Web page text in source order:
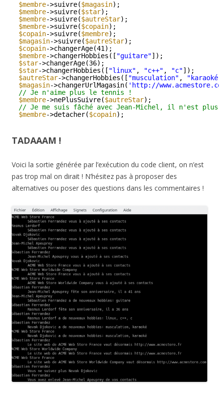
$membre->suivre($magasin);
$membre->suivre($star);
$membre->suivre($autreStar);
$membre->suivre($copain);
$copain->suivre($membre);
$magasin->suivre($autreStar);
$copain->changerAge(41);
$membre->changerHobbies([ "guitare"]);
$star->changerAge(36);
$star->changerHobbies([ "linux" , "c++" , "c"]);
$autreStar->changerHobbies([ "musculation" ,
$magasin->changerUrlMagasin( 'http://
// Je n'aime plus le tennis !
$membre->nePlusSuivre($autreStar);
// Je me suis fâché avec Jean-Michel, il n'est plus
$membre->detacher($copain);
TADAAAM !
Voici la sortie générée par l’exécution du code client, on n’est
pas trop mal on dirait ! N’hésitez pas à proposer des
alternatives ou poser des questions dans les commentaires !